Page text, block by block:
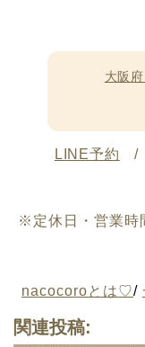
大阪
LINE予約
※定休日・営業時
nacocoroとは♡/
関連投稿: